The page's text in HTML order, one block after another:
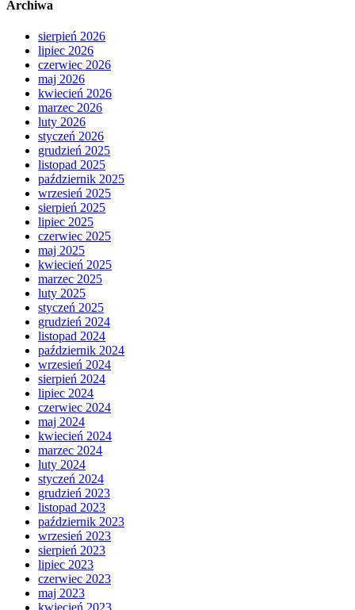
Archiwa
sierpień 2026
lipiec 2026
czerwiec 2026
maj 2026
kwiecień 2026
marzec 2026
luty 2026
styczeń 2026
grudzień 2025
listopad 2025
październik 2025
wrzesień 2025
sierpień 2025
lipiec 2025
czerwiec 2025
maj 2025
kwiecień 2025
marzec 2025
luty 2025
styczeń 2025
grudzień 2024
listopad 2024
październik 2024
wrzesień 2024
sierpień 2024
lipiec 2024
czerwiec 2024
maj 2024
kwiecień 2024
marzec 2024
luty 2024
styczeń 2024
grudzień 2023
listopad 2023
październik 2023
wrzesień 2023
sierpień 2023
lipiec 2023
czerwiec 2023
maj 2023
kwiecień 2023